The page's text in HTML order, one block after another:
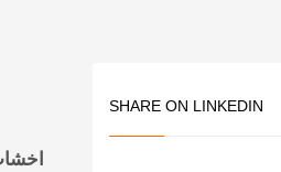
SHARE ON LINKEDIN